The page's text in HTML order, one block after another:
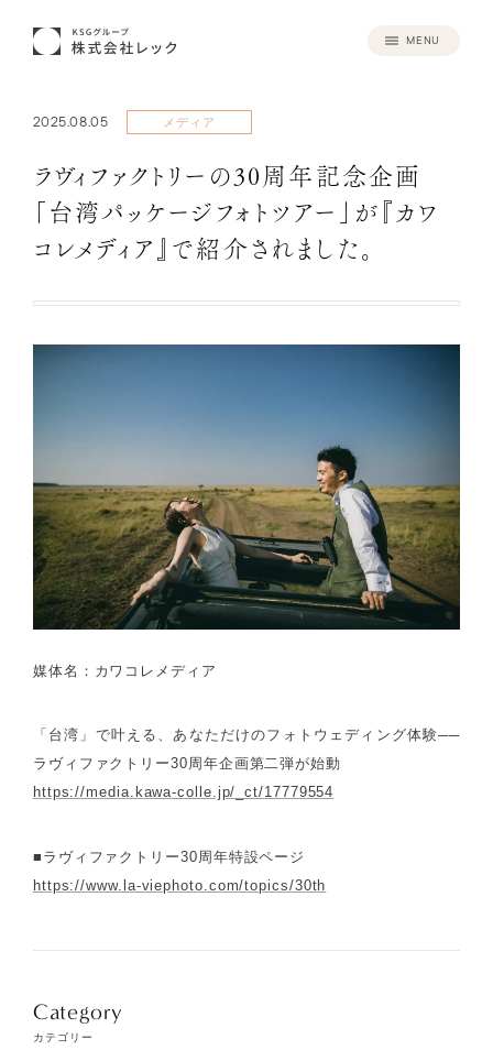
MENU
2025.08.05 メディア
ラヴィファクトリーの30周年記念企画
「台湾パッケージフォトツアー」が『カワ
コレメディア』で紹介されました。
媒体名：カワコレメディア
「台湾」で叶える、あなただけのフォトウェディング体験──
ラヴィファクトリー30周年企画第二弾が始動
https://media.kawa-colle.jp/_ct/17779554
■ラヴィファクトリー30周年特設ページ
https://www.la-viephoto.com/topics/30th
Category
カテゴリー